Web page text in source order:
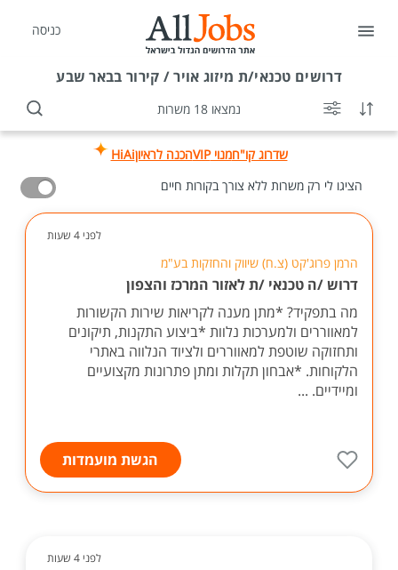
כניסה
דרושים טכנאי/ת מיזוג אויר / קירור בבאר שבע
נמצאו 18 משרות
שדרוג קו"חמנוי VIP הכנה לראיוןHiAi
הציגו לי רק משרות ללא צורך בקורות חיים
לפני 4 שעות
הרמן פרוג'קט (צ.ח) שיווק והחזקות בע"מ
דרוש /ה טכנאי /ת לאזור המרכז והצפון
מה בתפקיד? *מתן מענה לקריאות שירות הקשורות
למאווררים ולמערכות נלוות *ביצוע התקנות, תיקונים
ותחזוקה שוטפת למאווררים ולציוד הנלווה באתרי
הלקוחות. *אבחון תקלות ומתן פתרונות מקצועיים
ומיידיים. ...
הגשת מועמדות
לפני 4 שעות